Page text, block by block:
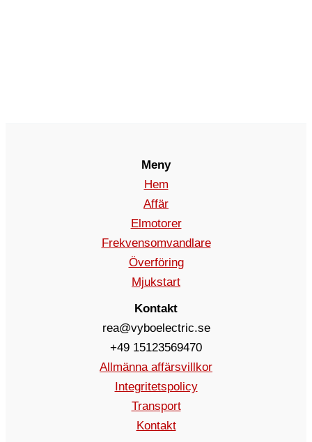
Meny
Hem
Affär
Elmotorer
Frekvensomvandlare
Överföring
Mjukstart
Kontakt
rea@vyboelectric.se
+49 15123569470
Allmänna affärsvillkor
Integritetspolicy
Transport
Kontakt